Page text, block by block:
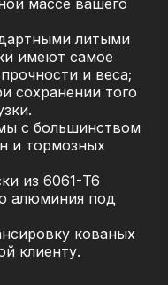
литыми
имеют самое
и веса;
сохранении того
с большинством
и тормозных
из 6061-T6
алюминия под
кованых
клиенту.